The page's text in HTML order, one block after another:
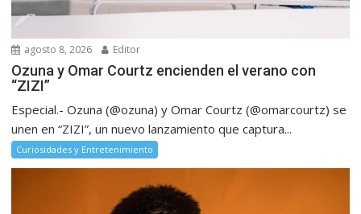
agosto 8, 2026 Editor
Ozuna y Omar Courtz encienden el verano con
“ZIZI”
Especial.- Ozuna (@ozuna) y Omar Courtz (@omarcourtz) se
unen en “ZIZI”, un nuevo lanzamiento que captura...
Curiosidades y Entretenimiento